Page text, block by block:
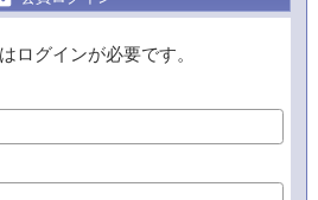
ログインが必要です。